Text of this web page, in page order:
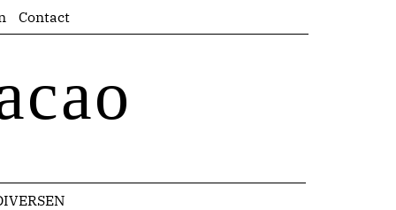
Contact